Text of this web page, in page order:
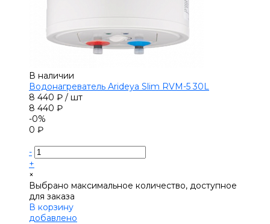
В наличии
Водонагреватель Arideya Slim RVM-5 30L
8 440 ₽ / шт
8 440 ₽
-0%
0 ₽
-
+
×
Выбрано максимальное количество, доступное
для заказа
В корзину
добавлено